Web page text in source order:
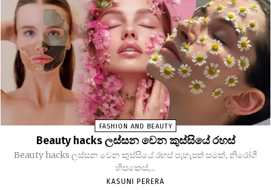
FASHION AND BEAUTY
Beauty hacks ලස්සන වෙන කුස්සියේ රහස්
Beauty hacks ලස්සන වෙන කුස්සියේ රහස් පැහැපත් සමක්, නිරෝගී
හිසකෙස්,...
KASUNI PERERA